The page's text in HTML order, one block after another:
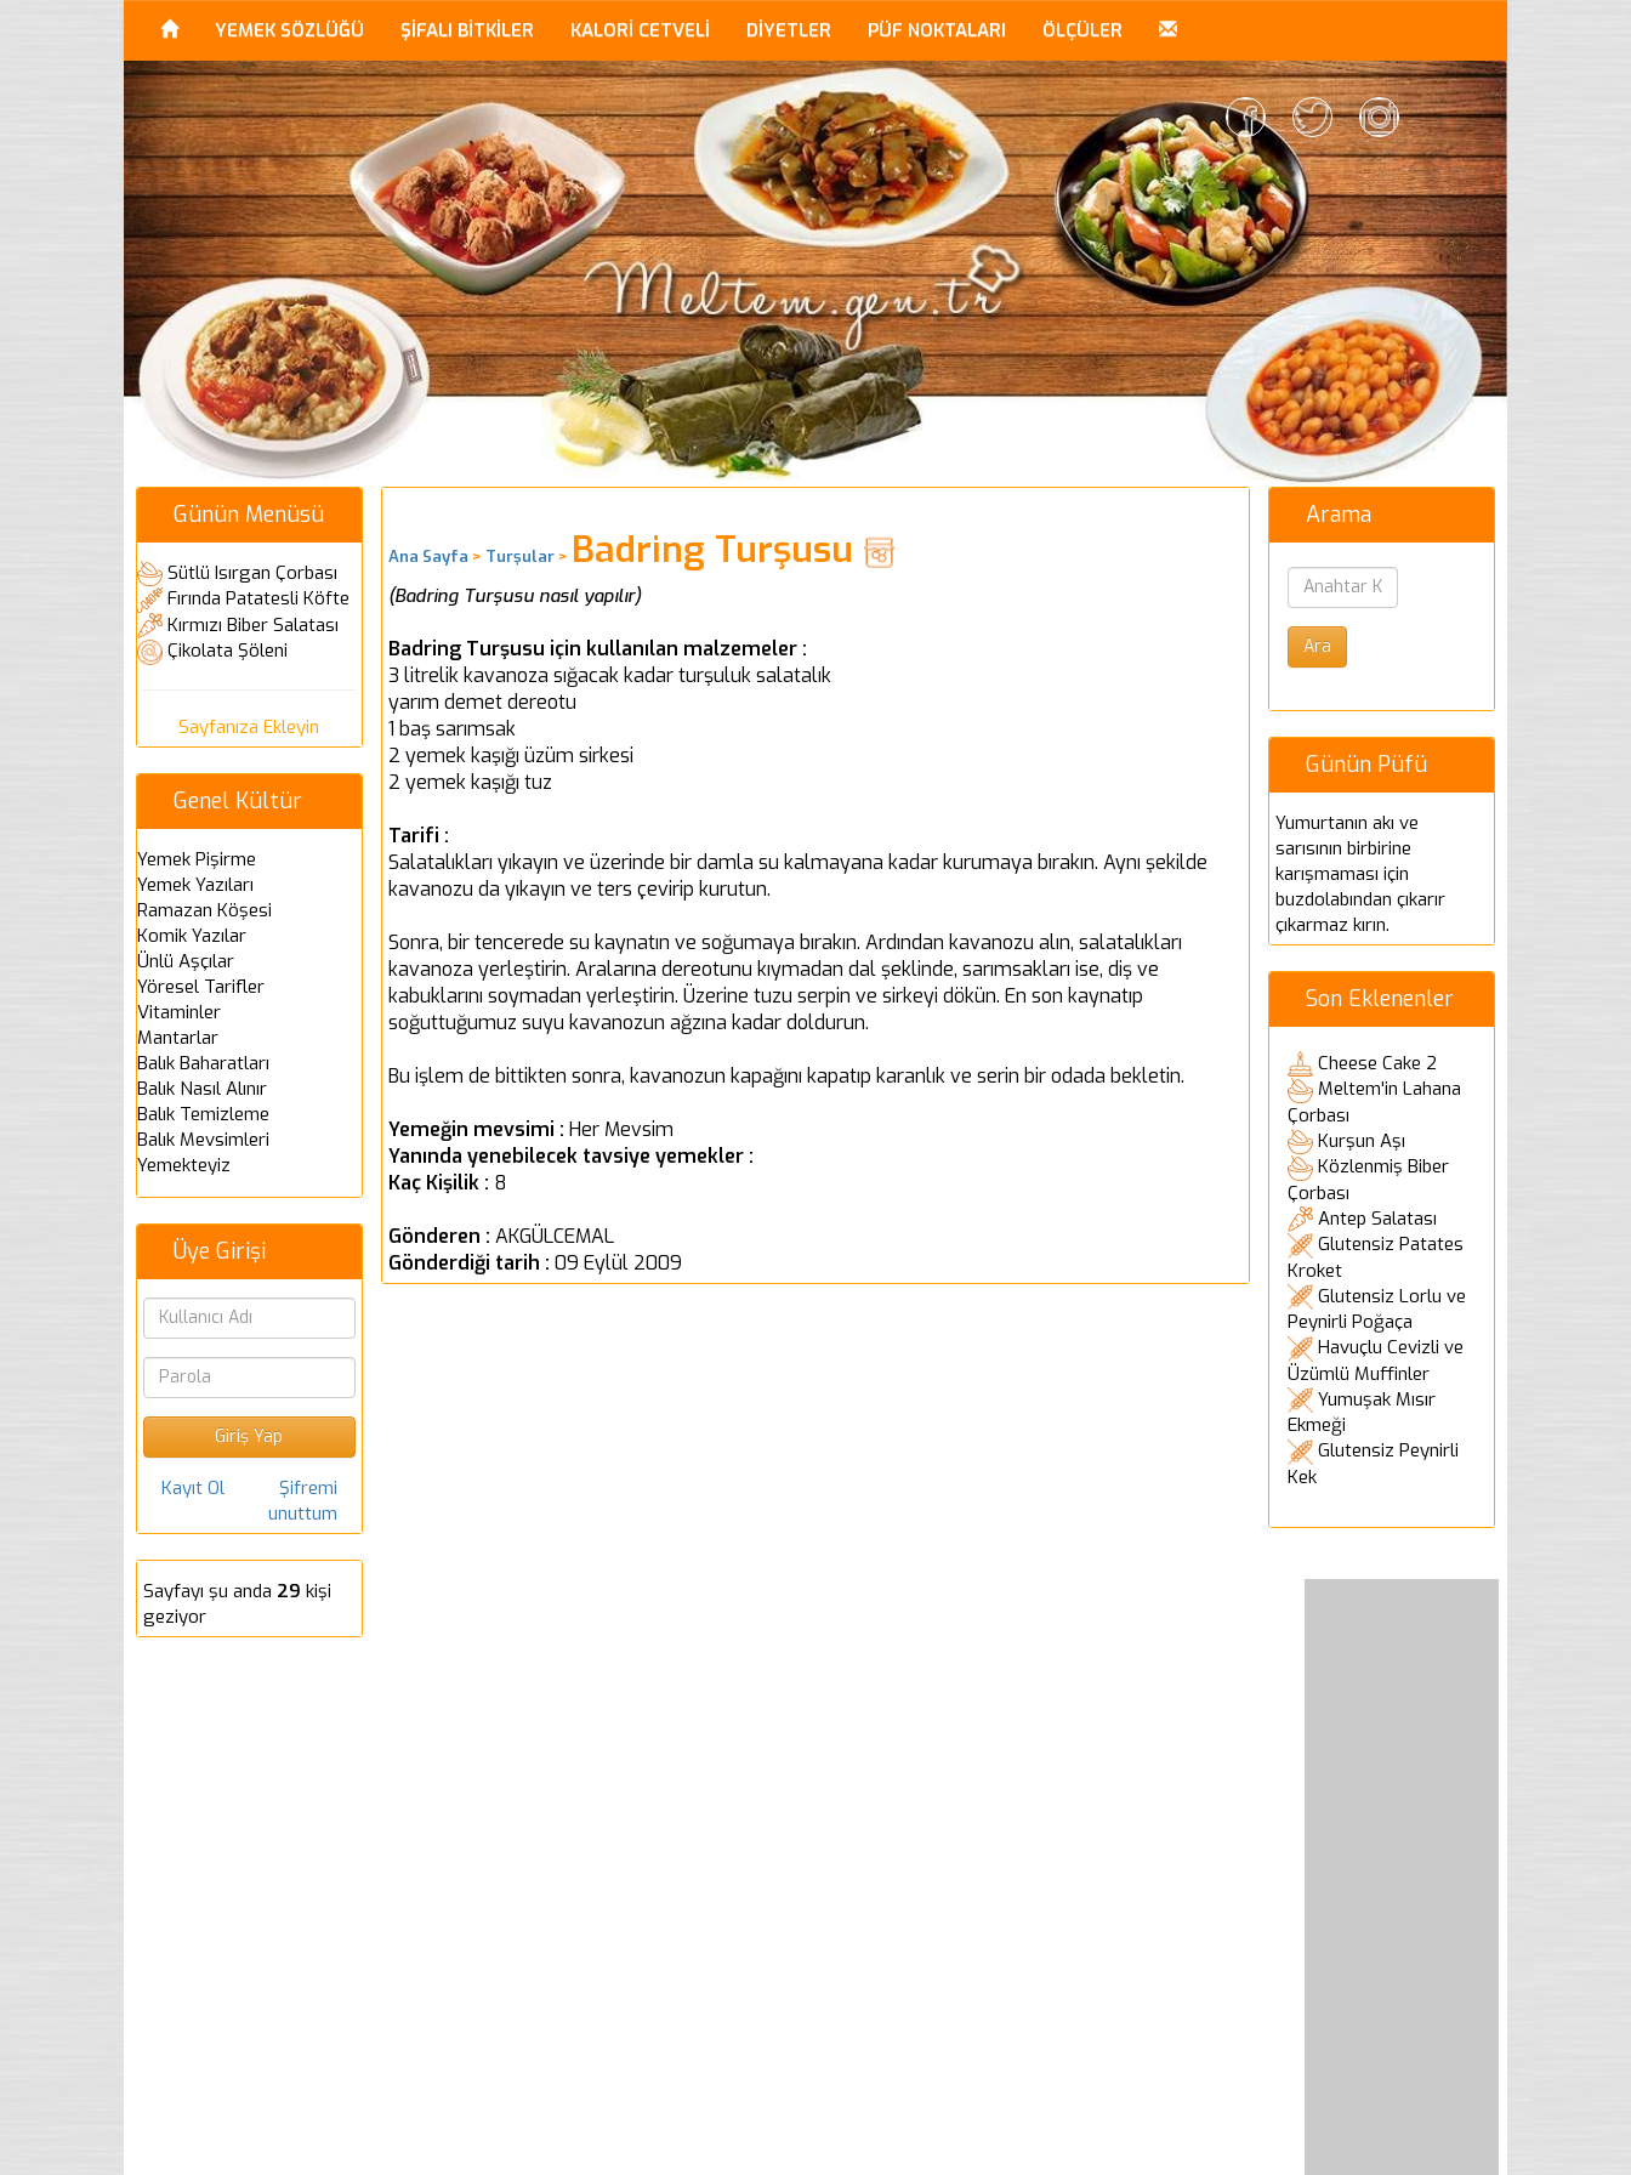
YEMEK SÖZLÜĞÜ ŞİFALI BİTKİLER KALORİ CETVELİ DİYETLER PÜF NOKTALARI ÖLÇÜLER
Ana Sayfa > Turşular> Badring Turşusu
(Badring Turşusu nasıl yapılır)
Badring Turşusu için kullanılan malzemeler :
3 litrelik kavanoza sığacak kadar turşuluk salatalık
yarım demet dereotu
1 baş sarımsak
2 yemek kaşığı üzüm sirkesi
2 yemek kaşığı tuz
Tarifi :
Salatalıkları yıkayın ve üzerinde bir damla su kalmayana kadar kurumaya bırakın. Aynı şekilde
kavanozu da yıkayın ve ters çevirip kurutun.
Sonra, bir tencerede su kaynatın ve soğumaya bırakın. Ardından kavanozu alın, salatalıkları
kavanoza yerleştirin. Aralarına dereotunu kıymadan dal şeklinde, sarımsakları ise, diş ve
kabuklarını soymadan yerleştirin. Üzerine tuzu serpin ve sirkeyi dökün. En son kaynatıp
soğuttuğumuz suyu kavanozun ağzına kadar doldurun.
Bu işlem de bittikten sonra, kavanozun kapağını kapatıp karanlık ve serin bir odada bekletin.
Yemeğin mevsimi : Her Mevsim
Yanında yenebilecek tavsiye yemekler :
Kaç Kişilik : 8
Gönderen : AKGÜLCEMAL
Gönderdiği tarih : 09 Eylül 2009
Günün Menüsü
Sütlü Isırgan Çorbası
Fırında Patatesli Köfte
Kırmızı Biber Salatası
Çikolata Şöleni
Sayfanıza Ekleyin
Genel Kültür
Yemek Pişirme
Yemek Yazıları
Ramazan Köşesi
Komik Yazılar
Ünlü Aşçılar
Yöresel Tarifler
Vitaminler
Mantarlar
Balık Baharatları
Balık Nasıl Alınır
Balık Temizleme
Balık Mevsimleri
Yemekteyiz
Üye Girişi
Kayıt Ol
Şifremi
unuttum
Sayfayı şu anda 29 kişi
geziyor
Arama
Günün Püfü
Yumurtanın akı ve
sarısının birbirine
karışmaması için
buzdolabından çıkarır
çıkarmaz kırın.
Son Eklenenler
Cheese Cake 2
Meltem'in Lahana
Çorbası
Kurşun Aşı
Közlenmiş Biber
Çorbası
Antep Salatası
Glutensiz Patates
Kroket
Glutensiz Lorlu ve
Peynirli Poğaça
Havuçlu Cevizli ve
Üzümlü Muffinler
Yumuşak Mısır
Ekmeği
Glutensiz Peynirli
Kek